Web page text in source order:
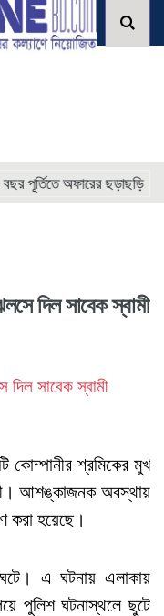
অফারের ছড়াছড়ি * *
দিল সাবেক স্বামী
কোম্পানীর শ্রমিকের মুখ
আশঙ্কাজনক অবস্থায়
করা হয়েছে।
এ ঘটনায় এলাকায়
পুলিশ ঘটনাস্থলে ছুটে